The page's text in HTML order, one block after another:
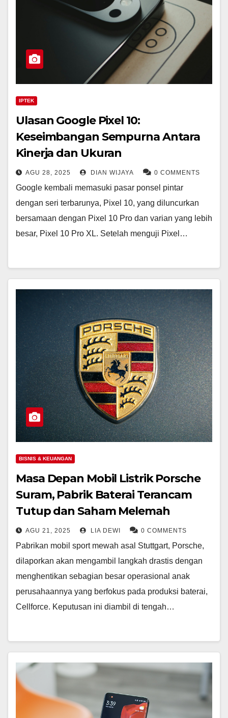
IPTEK
Ulasan Google Pixel 10:
Keseimbangan Sempurna Antara
Kinerja dan Ukuran
AGU 28, 2025 DIAN WIJAYA 0 COMMENTS
Google kembali memasuki pasar ponsel pintar
dengan seri terbarunya, Pixel 10, yang diluncurkan
bersamaan dengan Pixel 10 Pro dan varian yang lebih
besar, Pixel 10 Pro XL. Setelah menguji Pixel…
BISNIS & KEUANGAN
Masa Depan Mobil Listrik Porsche
Suram, Pabrik Baterai Terancam
Tutup dan Saham Melemah
AGU 21, 2025 LIA DEWI 0 COMMENTS
Pabrikan mobil sport mewah asal Stuttgart, Porsche,
dilaporkan akan mengambil langkah drastis dengan
menghentikan sebagian besar operasional anak
perusahaannya yang berfokus pada produksi baterai,
Cellforce. Keputusan ini diambil di tengah…